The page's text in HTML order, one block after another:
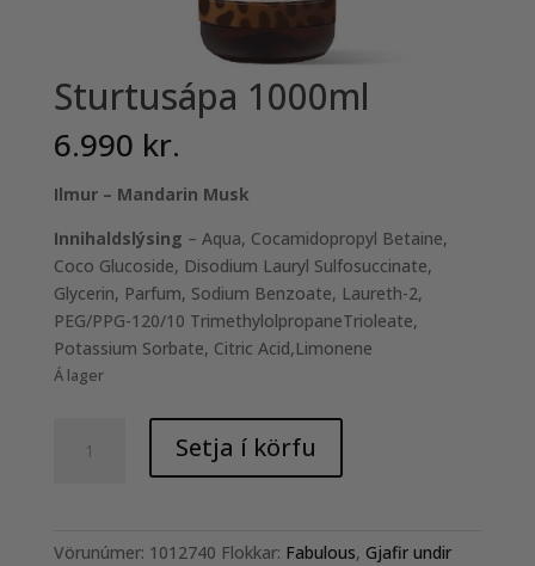
Sturtusápa 1000ml
6.990 kr.
Ilmur – Mandarin Musk
Innihaldslýsing – Aqua, Cocamidopropyl Betaine,
Coco Glucoside, Disodium Lauryl Sulfosuccinate,
Glycerin, Parfum, Sodium Benzoate, Laureth-2,
PEG/PPG-120/10 TrimethylolpropaneTrioleate,
Potassium Sorbate, Citric Acid,Limonene
Á lager
1000ml
Setja í körfu
Vörunúmer: 1012740 Flokkar: Fabulous, Gjafir undir